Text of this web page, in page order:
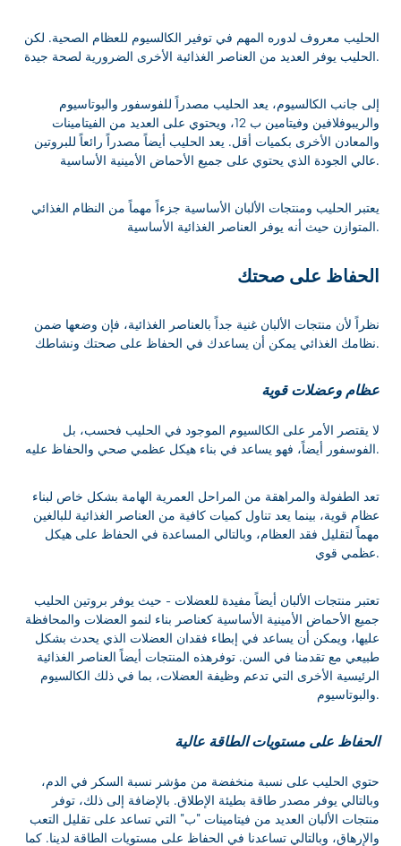
الحليب معروف لدوره المهم في توفير الكالسيوم للعظام الصحية. لكن
الحليب يوفر العديد من العناصر الغذائية الأخرى الضرورية لصحة جيدة.
إلى جانب الكالسيوم، يعد الحليب مصدراً للفوسفور والبوتاسيوم
والريبوفلافين وفيتامين ب 12، ويحتوي على العديد من الفيتامينات
والمعادن الأخرى بكميات أقل. يعد الحليب أيضاً مصدراً رائعاً للبروتين
عالي الجودة الذي يحتوي على جميع الأحماض الأمينية الأساسية.
يعتبر الحليب ومنتجات الألبان الأساسية جزءاً مهماً من النظام الغذائي
المتوازن حيث أنه يوفر العناصر الغذائية الأساسية.
الحفاظ على صحتك
نظراً لأن منتجات الألبان غنية جداً بالعناصر الغذائية، فإن وضعها ضمن
نظامك الغذائي يمكن أن يساعدك في الحفاظ على صحتك ونشاطك.
عظام وعضلات قوية
لا يقتصر الأمر على الكالسيوم الموجود في الحليب فحسب، بل
الفوسفور أيضاً، فهو يساعد في بناء هيكل عظمي صحي والحفاظ عليه.
تعد الطفولة والمراهقة من المراحل العمرية الهامة بشكل خاص لبناء
عظام قوية، بينما يعد تناول كميات كافية من العناصر الغذائية للبالغين
مهماً لتقليل فقد العظام، وبالتالي المساعدة في الحفاظ على هيكل
عظمي قوي.
تعتبر منتجات الألبان أيضاً مفيدة للعضلات - حيث يوفر بروتين الحليب
جميع الأحماض الأمينية الأساسية كعناصر بناء لنمو العضلات والمحافظة
عليها، ويمكن أن يساعد في إبطاء فقدان العضلات الذي يحدث بشكل
طبيعي مع تقدمنا في السن. توفرهذه المنتجات أيضاً العناصر الغذائية
الرئيسية الأخرى التي تدعم وظيفة العضلات، بما في ذلك الكالسيوم
والبوتاسيوم.
الحفاظ على مستويات الطاقة عالية
حتوي الحليب على نسبة منخفضة من مؤشر نسبة السكر في الدم،
وبالتالي يوفر مصدر طاقة بطيئة الإطلاق. بالإضافة إلى ذلك، توفر
منتجات الألبان العديد من فيتامينات "ب" التي تساعد على تقليل التعب
والإرهاق، وبالتالي تساعدنا في الحفاظ على مستويات الطاقة لدينا. كما